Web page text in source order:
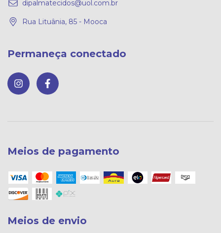
dipalmatecidos@uol.com.br
Rua Lituânia, 85 - Mooca
Permaneça conectado
Meios de pagamento
Meios de envio